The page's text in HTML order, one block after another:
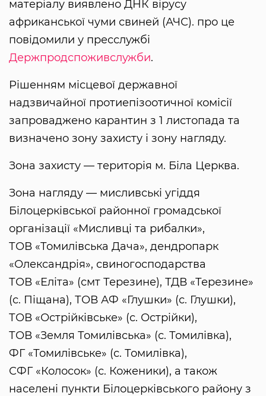
матеріалу виявлено ДНК вірусу
африканської чуми свиней (АЧС). про це
повідомили у пресслужбі
Держпродспоживслужби.
Рішенням місцевої державної
надзвичайної протиепізоотичної комісії
запроваджено карантин з 1 листопада та
визначено зону захисту і зону нагляду.
Зона захисту — територія м. Біла Церква.
Зона нагляду — мисливські угіддя
Білоцерківської районної громадської
організації «Мисливці та рибалки»,
ТОВ «Томилівська Дача», дендропарк
«Олександрія», свиногосподарства
ТОВ «Еліта» (смт Терезине), ТДВ «Терезине»
(с. Піщана), ТОВ АФ «Глушки» (с. Глушки),
ТОВ «Острійківське» (с. Острійки),
ТОВ «Земля Томилівська» (с. Томилівка),
ФГ «Томилівське» (с. Томилівка),
СФГ «Колосок» (с. Коженики), а також
населені пункти Білоцерківського району з